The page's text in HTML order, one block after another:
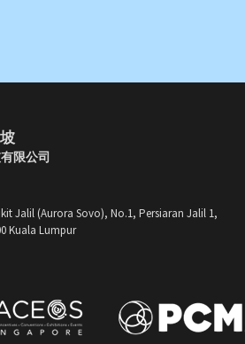
限公司
Jalil (Aurora Sovo), No.1, Persiaran Jalil 1,
Kuala Lumpur